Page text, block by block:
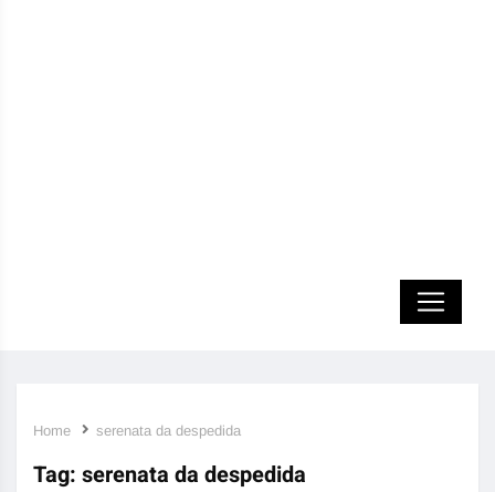
Home serenata da despedida
Tag: serenata da despedida